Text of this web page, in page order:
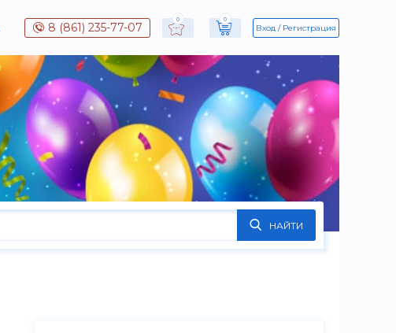
8 (861) 235-77-07
0 0
Вход Регистрация
НАЙТИ